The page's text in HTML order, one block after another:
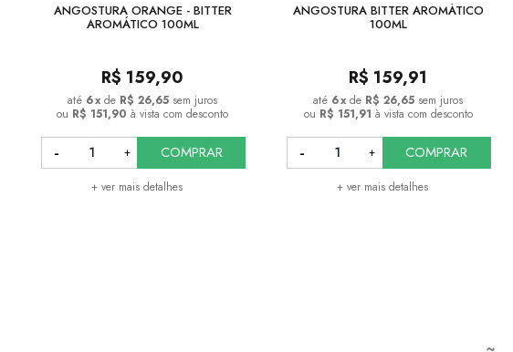
ANGOSTURA ORANGE - BITTER
AROMÁTICO 100ML
R$ 159,90
6x de R$ 26,65 sem juros
ou R$ 151,90à vista com desconto
+ ver mais detalhes
COMPRAR
ANGOSTURA BITTER AROMÁTICO
100ML
R$ 159,91
6x de R$ 26,65 sem juros
ou R$ 151,91 à vista com desconto
+ ver mais detalhes
COMPRAR